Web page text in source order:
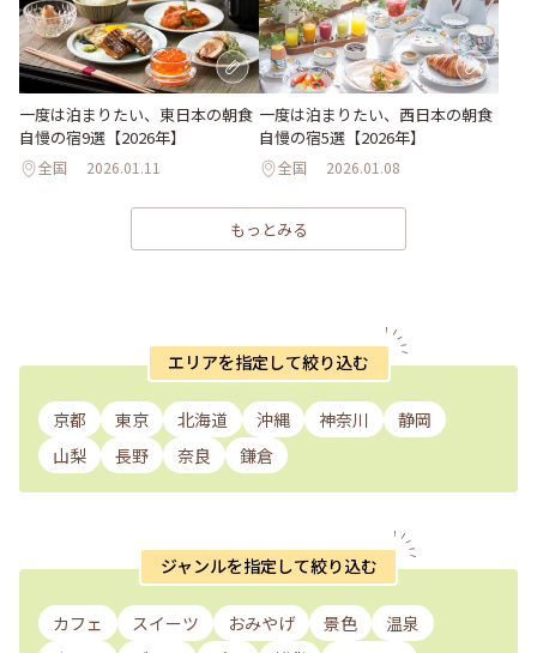
一度は泊まりたい、東日本の朝食
自慢の宿9選【2026年】
全国 2026.01.11
一度は泊まりたい、西日本の朝食
自慢の宿5選【2026年】
全国 2026.01.08
もっとみる
エリアを指定して絞り込む
京都 東京 北海道 沖縄 神奈川
静岡
山梨
長野 奈良 鎌倉
ジャンルを指定して絞り込む
カフェ スイーツ おみやげ 景色
温泉